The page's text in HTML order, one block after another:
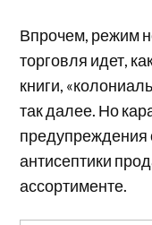
Впрочем, режим
торговля идет,
книги,
так далее. Но
предупреждения
антисептики
ассортименте.